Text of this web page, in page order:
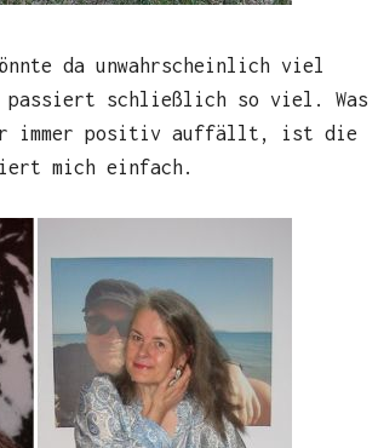
da unwahrscheinlich viel
passiert schließlich so viel. Was
immer positiv auffällt, ist die
mich einfach.